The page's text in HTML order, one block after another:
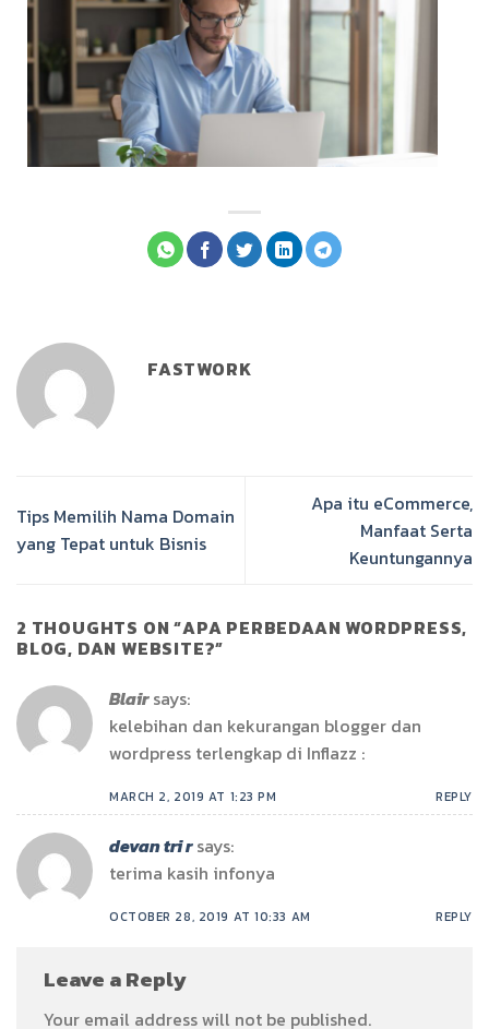
FASTWORK
Tips Memilih Nama Domain
yang Tepat untuk Bisnis
Apa itu eCommerce,
Manfaat Serta
Keuntungannya
2 THOUGHTS ON “APA PERBEDAAN WORDPRESS,
BLOG, DAN WEBSITE?”
Blair says:
kelebihan dan kekurangan blogger dan
wordpress terlengkap di Inflazz :
MARCH 2, 2019 AT 1:23 PM REPLY
devan tri r says:
terima kasih infonya
OCTOBER 28, 2019 AT 10:33 AM REPLY
Leave a Reply
Your email address will not be published.